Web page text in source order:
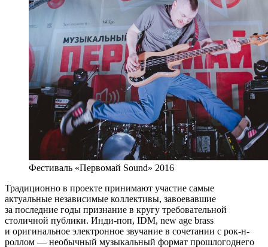
Фестиваль «Первомай Sound» 2016
Традиционно в проекте принимают участие самые
актуальные независимые коллективы, завоевавшие
за последние годы признание в кругу требовательной
столичной публики. Инди-поп, IDM, new age brass
и оригинальное электронное звучание в сочетании с рок-н-
роллом — необычный музыкальный формат прошлогоднего